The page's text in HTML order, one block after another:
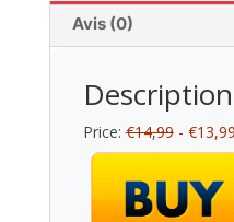
Avis (0)
Description
Price:€14,99- €13,99